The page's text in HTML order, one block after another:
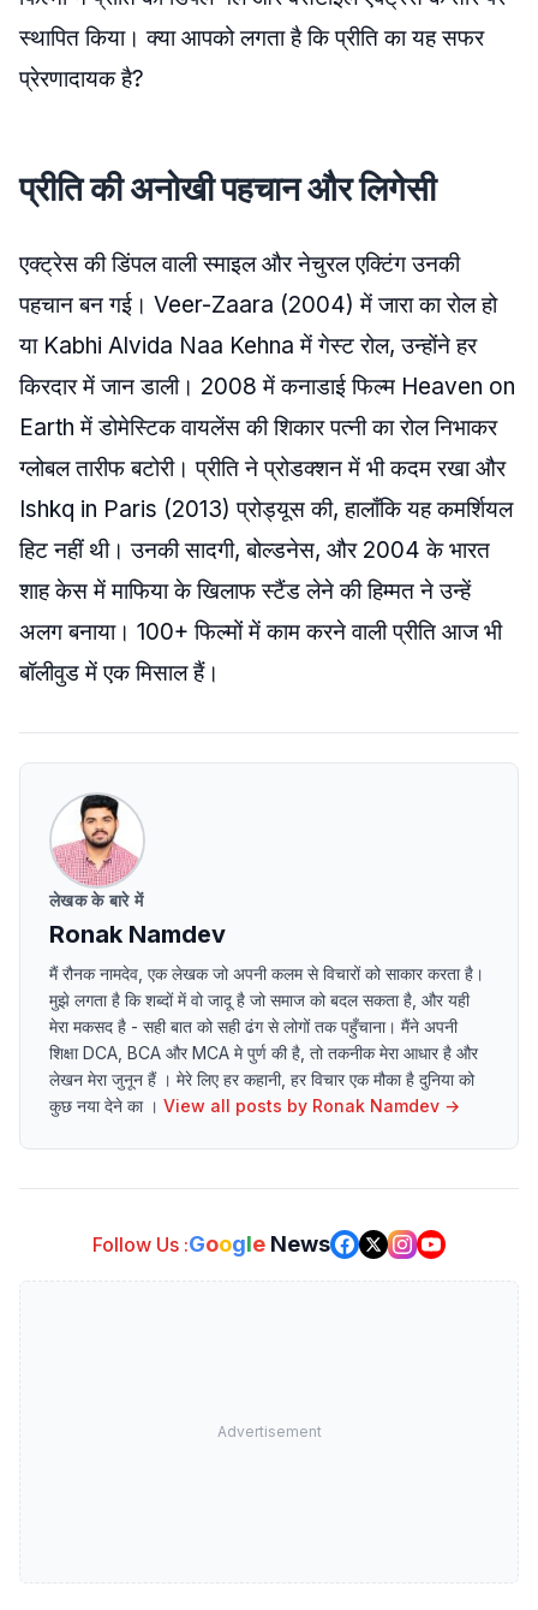
स्थापित किया। क्या आपको लगता है कि प्रीति का यह सफर
प्रेरणादायक है?
प्रीति की अनोखी पहचान और लिगेसी
एक्ट्रेस की डिंपल वाली स्माइल और नेचुरल एक्टिंग उनकी
पहचान बन गई। Veer-Zaara (2004) में जारा का रोल हो
या Kabhi Alvida Naa Kehna में गेस्ट रोल, उन्होंने हर
किरदार में जान डाली। 2008 में कनाडाई फिल्म Heaven on
Earth में डोमेस्टिक वायलेंस की शिकार पत्नी का रोल निभाकर
ग्लोबल तारीफ बटोरी। प्रीति ने प्रोडक्शन में भी कदम रखा और
Ishkq in Paris (2013) प्रोड्यूस की, हालाँकि यह कमर्शियल
हिट नहीं थी। उनकी सादगी, बोल्डनेस, और 2004 के भारत
शाह केस में माफिया के खिलाफ स्टैंड लेने की हिम्मत ने उन्हें
अलग बनाया। 100+ फिल्मों में काम करने वाली प्रीति आज भी
बॉलीवुड में एक मिसाल हैं।
लेखक के बारे में
Ronak Namdev
मैं रौनक नामदेव, एक लेखक जो अपनी कलम से विचारों को साकार करता है।
मुझे लगता है कि शब्दों में वो जादू है जो समाज को बदल सकता है, और यही
मेरा मकसद है - सही बात को सही ढंग से लोगों तक पहुँचाना। मैंने अपनी
शिक्षा DCA, BCA और MCA मे पुर्ण की है, तो तकनीक मेरा आधार है और
लेखन मेरा जुनून हैं । मेरे लिए हर कहानी, हर विचार एक मौका है दुनिया को
कुछ नया देने का । View all posts by Ronak Namdev →
Follow Us :Google News
Advertisement